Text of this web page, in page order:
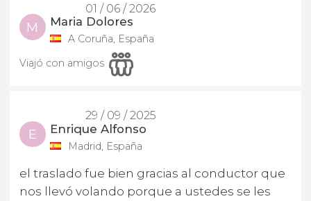
01 / 06 / 2026
M Maria Dolores
A Coruña, España
Viajó con amigos
29 / 09 / 2025
E Enrique Alfonso
Madrid, España
el traslado fue bien gracias al conductor que
nos llevó volando porque a ustedes se les